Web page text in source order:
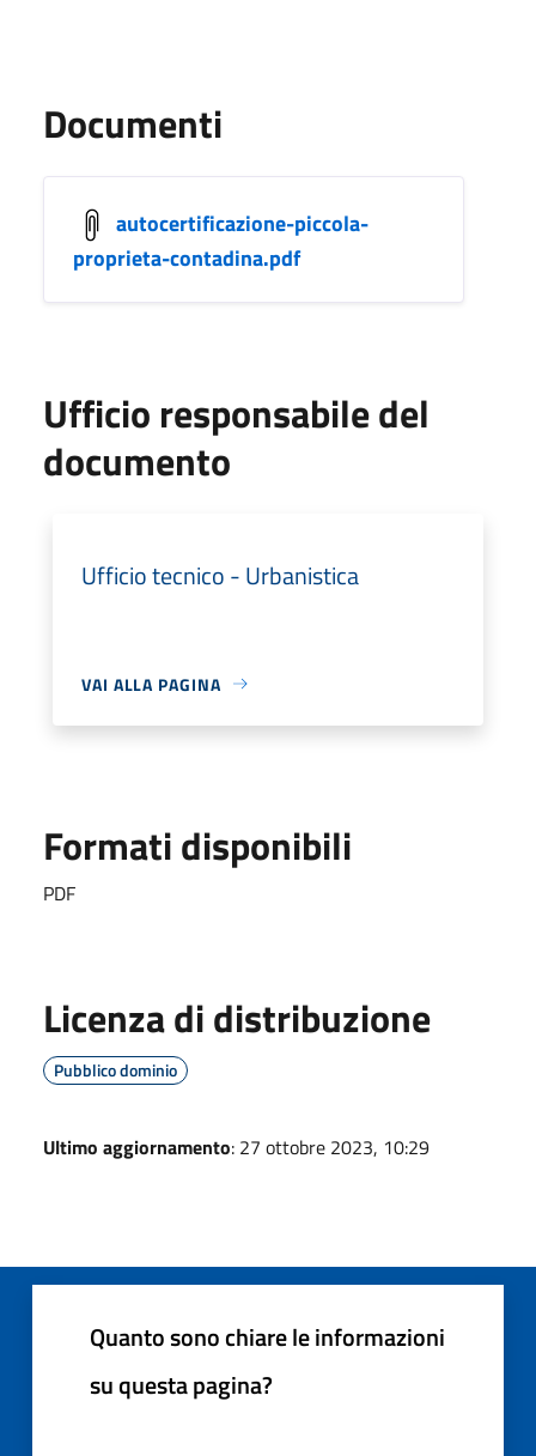
Documenti
autocertificazione-piccola-
proprieta-contadina.pdf
Ufficio responsabile del
documento
Ufficio tecnico - Urbanistica
VAI ALLA PAGINA
Formati disponibili
PDF
Licenza di distribuzione
Pubblico dominio
Ultimo aggiornamento: 27 ottobre 2023, 10:29
Quanto sono chiare le informazioni
su questa pagina?